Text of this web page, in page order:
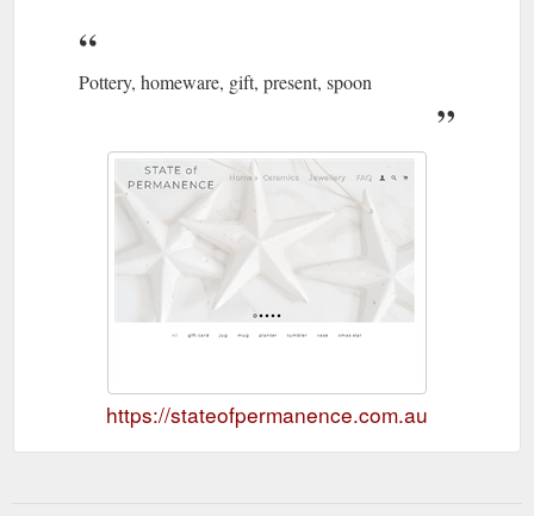
Pottery, homeware, gift, present, spoon
https://stateofpermanence.com.au